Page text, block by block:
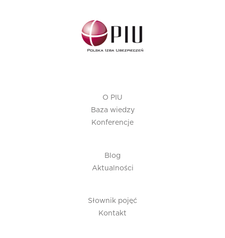
O PIU
Baza wiedzy
Konferencje
Blog
Aktualności
Słownik pojęć
Kontakt